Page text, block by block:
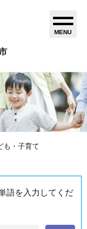
MENU
も・子育て
語を入力してくだ